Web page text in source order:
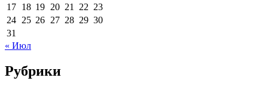
17 18 19 20 21 22 23
24 25 26 27 28 29 30
31
« Июл
Рубрики